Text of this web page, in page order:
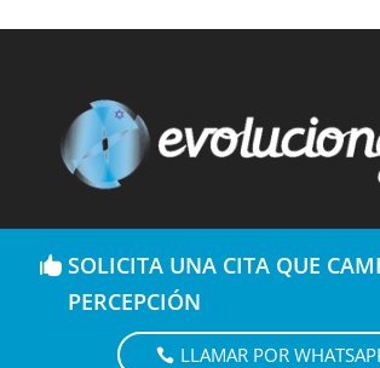
SOLICITA UNA CITA QUE
PERCEPCIÓN
LLAMAR POR